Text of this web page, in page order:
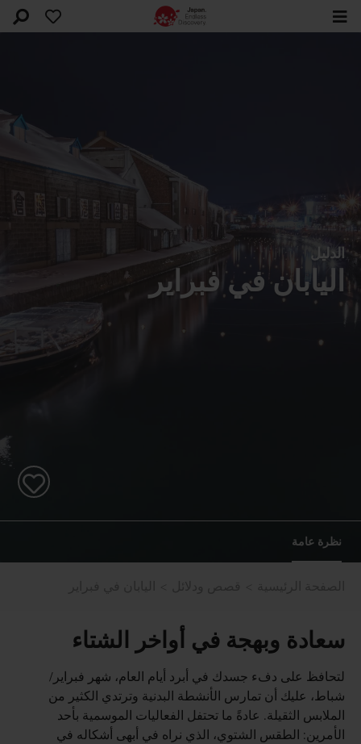
الدليل
اليابان في فبراير
نظرة عامة
سعادة وبهجة في أواخر الشتاء
لتحافظ على دفء جسدك في أبرد أيام العام، شهر فبراير/
شباط، عليك أن تمارس الأنشطة البدنية وترتدي الكثير من
الملابس الثقيلة. عادةً ما تحتفل الفعاليات الموسمية بأحد
الأمرين: الطقس الشتوي، الذي نراه في أبهى أشكاله في